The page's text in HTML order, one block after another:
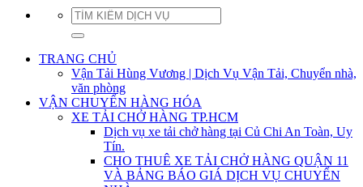
TRANG CHỦ
Vận Tải Hùng Vương | Dịch Vụ Vận Tải, Chuyển nhà,
văn phòng
VẬN CHUYỂN HÀNG HÓA
XE TẢI CHỞ HÀNG TP.HCM
Dịch vụ xe tải chở hàng tại Củ Chi An Toàn, Uy
Tín.
CHO THUÊ XE TẢI CHỞ HÀNG QUẬN 11
VÀ BẢNG BÁO GIÁ DỊCH VỤ CHUYỂN